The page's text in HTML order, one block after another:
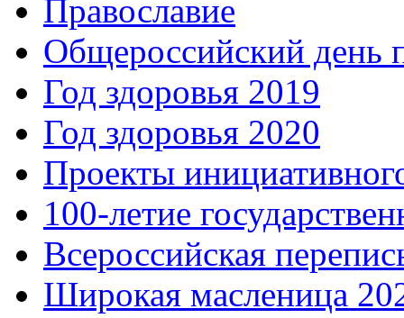
Православие
Общероссийский день
Год здоровья 2019
Год здоровья 2020
Проекты
100-летие
Всероссийская
Широкая масленица